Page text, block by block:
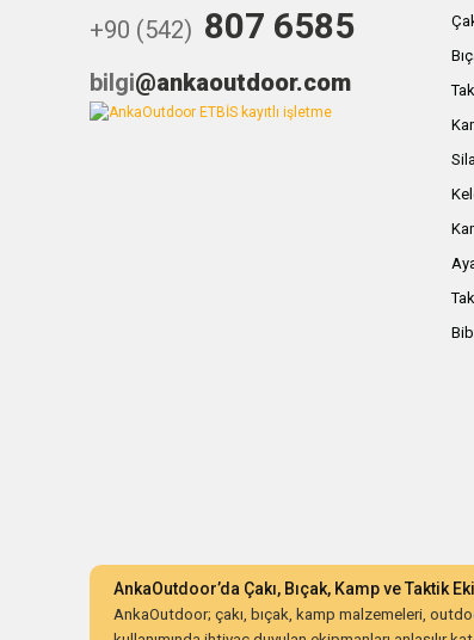
+90 (542) 807 6585
bilgi@ankaoutdoor.com
AnkaOutdoor’da Çakı, Bıçak, Kamp ve Taktik
AnkaOutdoor; çakı, bıçak, kamp malzemeleri,